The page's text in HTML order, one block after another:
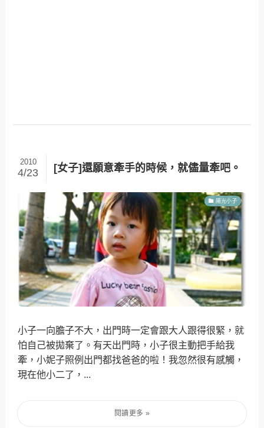
[女子]還願意牽手的時候，就儘量牽吧。
2010
4/23
陽光小子
小子一向膽子不大，出門時一定會跟大人跟得很緊，就
怕自己被拋棄了。有天出門時，小子很主動把手給我
牽，小妮子照例出門都找爸爸的啦！我忽然很有感觸，
現在他小二了，...